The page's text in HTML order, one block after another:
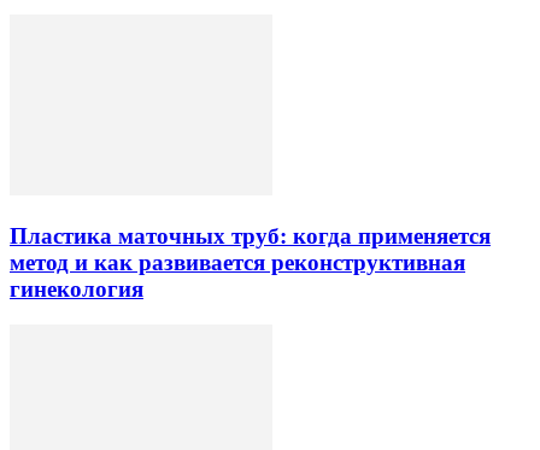
Пластика маточных труб: когда применяется
метод и как развивается реконструктивная
гинекология